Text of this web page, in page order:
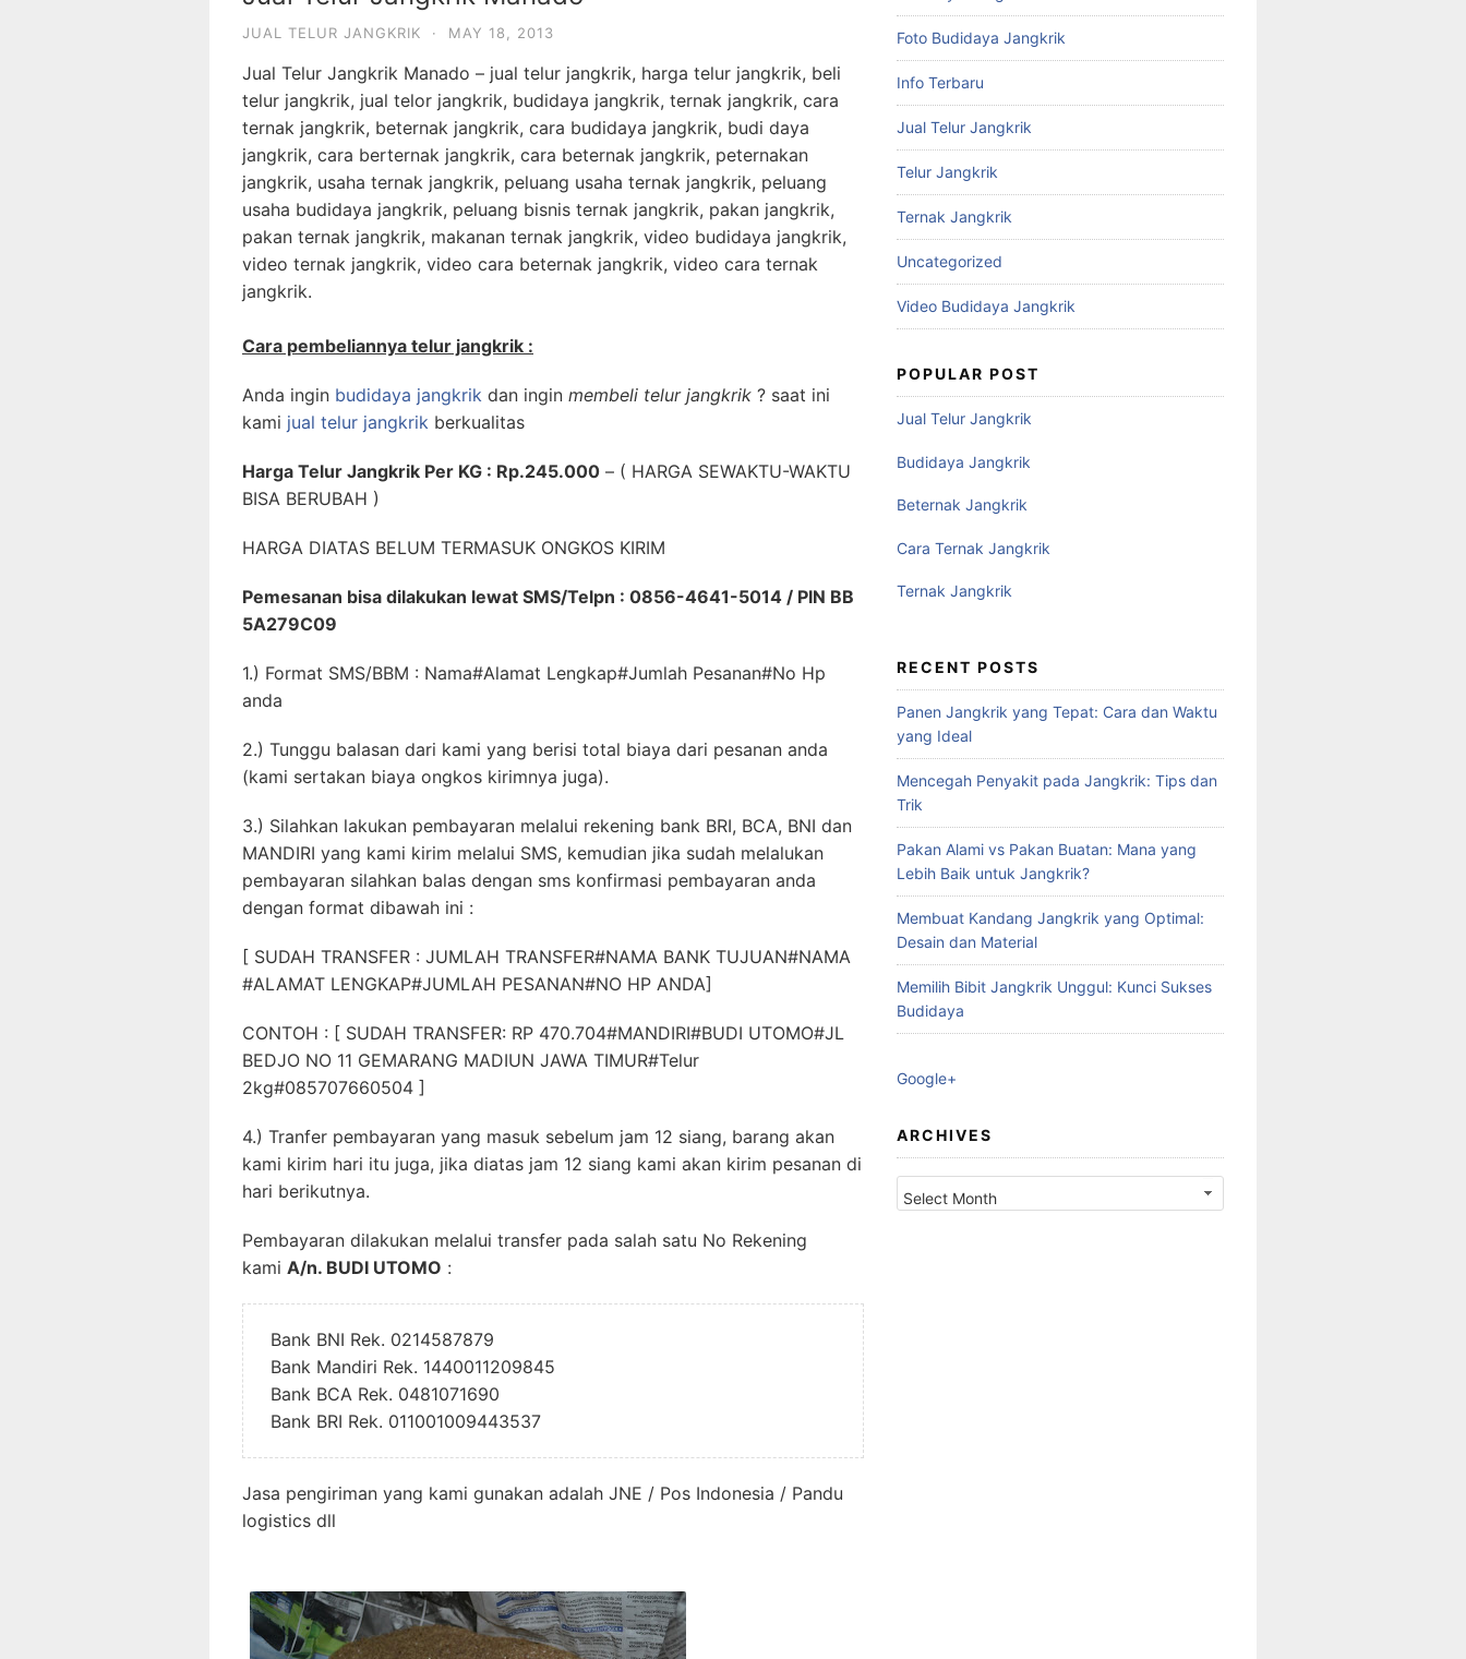
JUAL TELUR JANGKRIK · MAY 18, 2013
Jual Telur Jangkrik Manado – jual telur jangkrik, harga telur jangkrik, beli
telur jangkrik, jual telor jangkrik, budidaya jangkrik, ternak jangkrik, cara
ternak jangkrik, beternak jangkrik, cara budidaya jangkrik, budi daya
jangkrik, cara berternak jangkrik, cara beternak jangkrik, peternakan
jangkrik, usaha ternak jangkrik, peluang usaha ternak jangkrik, peluang
usaha budidaya jangkrik, peluang bisnis ternak jangkrik, pakan jangkrik,
pakan ternak jangkrik, makanan ternak jangkrik, video budidaya jangkrik,
video ternak jangkrik, video cara beternak jangkrik, video cara ternak
jangkrik.
Cara pembeliannya telur jangkrik :
Anda ingin budidaya jangkrik dan ingin membeli telur jangkrik ? saat ini
kami jual telur jangkrik berkualitas
Harga Telur Jangkrik Per KG : Rp.245.000 – ( HARGA SEWAKTU-WAKTU
BISA BERUBAH )
HARGA DIATAS BELUM TERMASUK ONGKOS KIRIM
Pemesanan bisa dilakukan lewat SMS/Telpn : 0856-4641-5014 / PIN BB
5A279C09
1.) Format SMS/BBM : Nama#Alamat Lengkap#Jumlah Pesanan#No Hp
anda
2.) Tunggu balasan dari kami yang berisi total biaya dari pesanan anda
(kami sertakan biaya ongkos kirimnya juga).
3.) Silahkan lakukan pembayaran melalui rekening bank BRI, BCA, BNI dan
MANDIRI yang kami kirim melalui SMS, kemudian jika sudah melalukan
pembayaran silahkan balas dengan sms konfirmasi pembayaran anda
dengan format dibawah ini :
[ SUDAH TRANSFER : JUMLAH TRANSFER#NAMA BANK TUJUAN#NAMA
#ALAMAT LENGKAP#JUMLAH PESANAN#NO HP ANDA]
CONTOH : [ SUDAH TRANSFER: RP 470.704#MANDIRI#BUDI UTOMO#JL
BEDJO NO 11 GEMARANG MADIUN JAWA TIMUR#Telur
2kg#085707660504 ]
4.) Tranfer pembayaran yang masuk sebelum jam 12 siang, barang akan
kami kirim hari itu juga, jika diatas jam 12 siang kami akan kirim pesanan di
hari berikutnya.
Pembayaran dilakukan melalui transfer pada salah satu No Rekening
kami A/n. BUDI UTOMO :
Bank BNI Rek. 0214587879
Bank Mandiri Rek. 1440011209845
Bank BCA Rek. 0481071690
Bank BRI Rek. 011001009443537
Jasa pengiriman yang kami gunakan adalah JNE / Pos Indonesia / Pandu
logistics dll
Foto Budidaya Jangkrik
Info Terbaru
Jual Telur Jangkrik
Telur Jangkrik
Ternak Jangkrik
Uncategorized
Video Budidaya Jangkrik
POPULAR POST
Jual Telur Jangkrik
Budidaya Jangkrik
Beternak Jangkrik
Cara Ternak Jangkrik
Ternak Jangkrik
RECENT POSTS
Panen Jangkrik yang Tepat: Cara dan Waktu
yang Ideal
Mencegah Penyakit pada Jangkrik: Tips dan
Trik
Pakan Alami vs Pakan Buatan: Mana yang
Lebih Baik untuk Jangkrik?
Membuat Kandang Jangkrik yang Optimal:
Desain dan Material
Memilih Bibit Jangkrik Unggul: Kunci Sukses
Budidaya
Google+
ARCHIVES
Archives